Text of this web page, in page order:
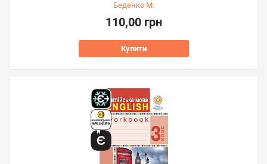
Беденко М.
110,00 грн
Купити